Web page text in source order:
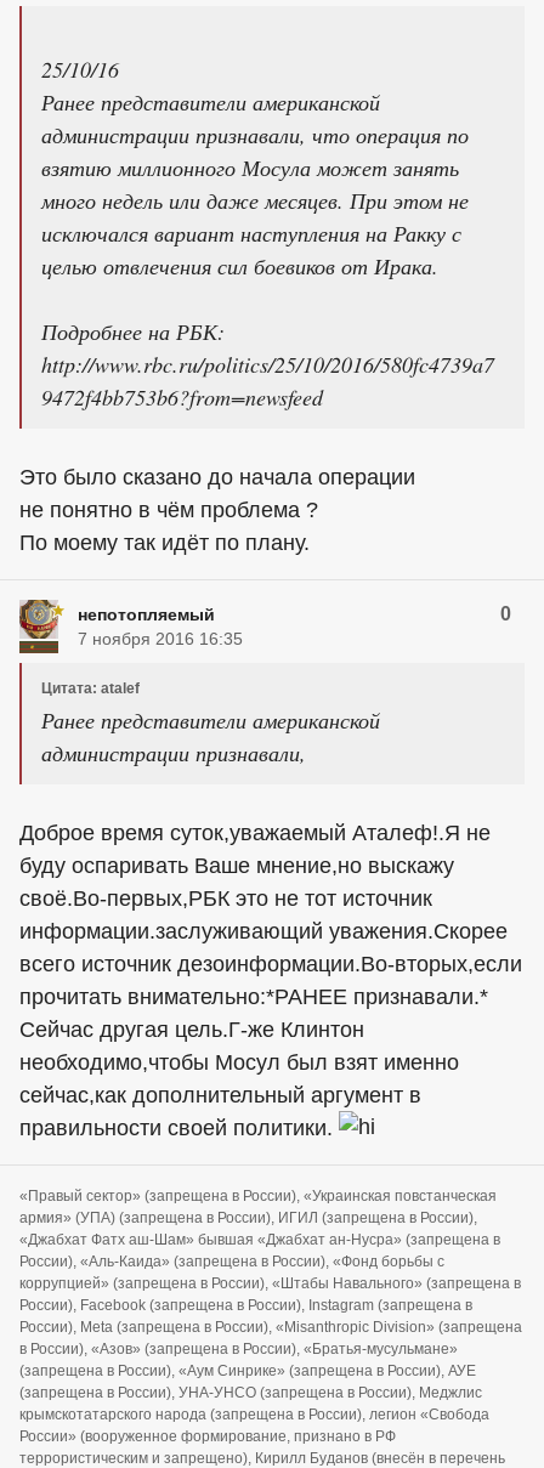
25/10/16
Ранее представители американской
администрации признавали, что операция по
взятию миллионного Мосула может занять
много недель или даже месяцев. При этом не
исключался вариант наступления на Ракку с
целью отвлечения сил боевиков от Ирака.
Подробнее на РБК:
http://www.rbc.ru/politics/25/10/2016/580fc4739a7
9472f4bb753b6?from=newsfeed
Это было сказано до начала операции
не понятно в чём проблема ?
По моему так идёт по плану.
непотопляемый 0
7 ноября 2016 16:35
Цитата: atalef
Ранее представители американской
администрации признавали,
Доброе время суток,уважаемый Аталеф!.Я не
буду оспаривать Ваше мнение,но выскажу
своё.Во-первых,РБК это не тот источник
информации.заслуживающий уважения.Скорее
всего источник дезоинформации.Во-вторых,если
прочитать внимательно:*РАНЕЕ признавали.*
Сейчас другая цель.Г-же Клинтон
необходимо,чтобы Мосул был взят именно
сейчас,как дополнительный аргумент в
правильности своей политики.
«Правый сектор» (запрещена в России), «Украинская повстанческая
армия» (УПА) (запрещена в России), ИГИЛ (запрещена в России),
«Джабхат Фатх аш-Шам» бывшая «Джабхат ан-Нусра» (запрещена в
России), «Аль-Каида» (запрещена в России), «Фонд борьбы с
коррупцией» (запрещена в России), «Штабы Навального» (запрещена в
России), Facebook (запрещена в России), Instagram (запрещена в
России), Meta (запрещена в России), «Misanthropic Division» (запрещена
в России), «Азов» (запрещена в России), «Братья-мусульмане»
(запрещена в России), «Аум Синрике» (запрещена в России), АУЕ
(запрещена в России), УНА-УНСО (запрещена в России), Меджлис
крымскотатарского народа (запрещена в России), легион «Свобода
России» (вооруженное формирование, признано в РФ
террористическим и запрещено), Кирилл Буданов (внесён в перечень